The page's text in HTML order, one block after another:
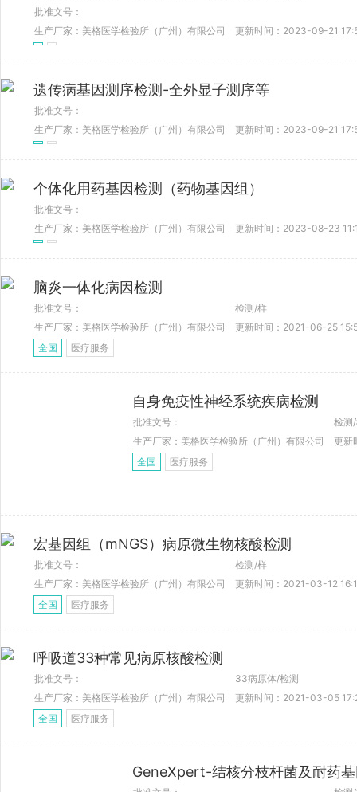
批准文号：
生产厂家：美格医学检验所（广州）有限公司
更新时间：2023-09-21
遗传病基因测序检测-全外显子测序等
批准文号：
生产厂家：美格医学检验所（广州）有限公司
更新时间：2023-09-21
个体化用药基因检测（药物基因组）
批准文号：
生产厂家：美格医学检验所（广州）有限公司
更新时间：2023-08-23
脑炎一体化病因检测
批准文号：
检测/样
生产厂家：美格医学检验所（广州）有限公司
更新时间：2021-06-25
全国
医疗服务
自身免疫性神经系统疾病检测
批准文号：
检测
生产厂家：美格医学检验所（广州）有限公司
更新
全国
医疗服务
宏基因组（mNGS）病原微生物核酸检测
批准文号：
检测/样
生产厂家：美格医学检验所（广州）有限公司
更新时间：2021-03-12
全国
医疗服务
呼吸道33种常见病原核酸检测
批准文号：
33病原体/检测
生产厂家：美格医学检验所（广州）有限公司
更新时间：2021-03-05
全国
医疗服务
GeneXpert-结核分枝杆菌及耐药